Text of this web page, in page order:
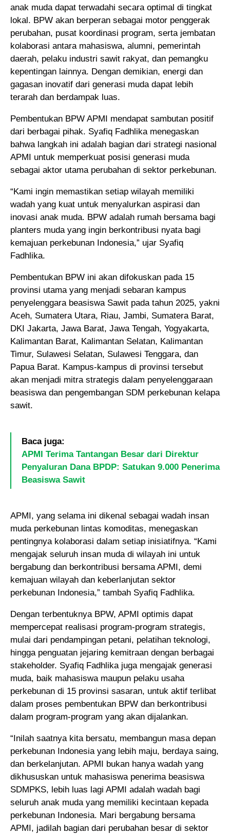
anak muda dapat terwadahi secara optimal di tingkat
lokal. BPW akan berperan sebagai motor penggerak
perubahan, pusat koordinasi program, serta jembatan
kolaborasi antara mahasiswa, alumni, pemerintah
daerah, pelaku industri sawit rakyat, dan pemangku
kepentingan lainnya. Dengan demikian, energi dan
gagasan inovatif dari generasi muda dapat lebih
terarah dan berdampak luas.
Pembentukan BPW APMI mendapat sambutan positif
dari berbagai pihak. Syafiq Fadhlika menegaskan
bahwa langkah ini adalah bagian dari strategi nasional
APMI untuk memperkuat posisi generasi muda
sebagai aktor utama perubahan di sektor perkebunan.
“Kami ingin memastikan setiap wilayah memiliki
wadah yang kuat untuk menyalurkan aspirasi dan
inovasi anak muda. BPW adalah rumah bersama bagi
planters muda yang ingin berkontribusi nyata bagi
kemajuan perkebunan Indonesia,” ujar Syafiq
Fadhlika.
Pembentukan BPW ini akan difokuskan pada 15
provinsi utama yang menjadi sebaran kampus
penyelenggara beasiswa Sawit pada tahun 2025, yakni
Aceh, Sumatera Utara, Riau, Jambi, Sumatera Barat,
DKI Jakarta, Jawa Barat, Jawa Tengah, Yogyakarta,
Kalimantan Barat, Kalimantan Selatan, Kalimantan
Timur, Sulawesi Selatan, Sulawesi Tenggara, dan
Papua Barat. Kampus-kampus di provinsi tersebut
akan menjadi mitra strategis dalam penyelenggaraan
beasiswa dan pengembangan SDM perkebunan kelapa
sawit.
Baca juga:
APMI Terima Tantangan Besar dari Direktur
Penyaluran Dana BPDP: Satukan 9.000 Penerima
Beasiswa Sawit
APMI, yang selama ini dikenal sebagai wadah insan
muda perkebunan lintas komoditas, menegaskan
pentingnya kolaborasi dalam setiap inisiatifnya. “Kami
mengajak seluruh insan muda di wilayah ini untuk
bergabung dan berkontribusi bersama APMI, demi
kemajuan wilayah dan keberlanjutan sektor
perkebunan Indonesia,” tambah Syafiq Fadhlika.
Dengan terbentuknya BPW, APMI optimis dapat
mempercepat realisasi program-program strategis,
mulai dari pendampingan petani, pelatihan teknologi,
hingga penguatan jejaring kemitraan dengan berbagai
stakeholder. Syafiq Fadhlika juga mengajak generasi
muda, baik mahasiswa maupun pelaku usaha
perkebunan di 15 provinsi sasaran, untuk aktif terlibat
dalam proses pembentukan BPW dan berkontribusi
dalam program-program yang akan dijalankan.
“Inilah saatnya kita bersatu, membangun masa depan
perkebunan Indonesia yang lebih maju, berdaya saing,
dan berkelanjutan. APMI bukan hanya wadah yang
dikhususkan untuk mahasiswa penerima beasiswa
SDMPKS, lebih luas lagi APMI adalah wadah bagi
seluruh anak muda yang memiliki kecintaan kepada
perkebunan Indonesia. Mari bergabung bersama
APMI, jadilah bagian dari perubahan besar di sektor